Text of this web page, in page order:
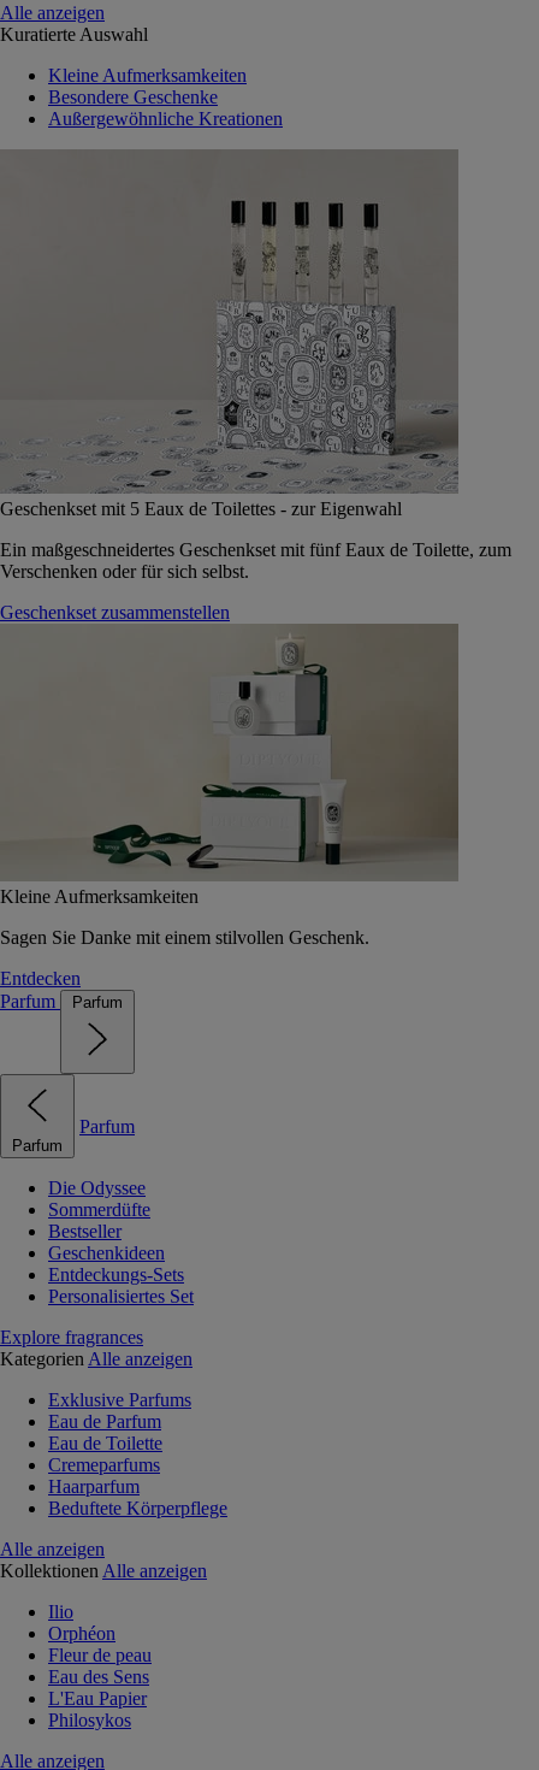
Alle anzeigen
Kuratierte Auswahl
Kleine Aufmerksamkeiten
Besondere Geschenke
Außergewöhnliche Kreationen
Geschenkset mit 5 Eaux de Toilettes - zur Eigenwahl
Ein maßgeschneidertes Geschenkset mit fünf Eaux de Toilette, zum
Verschenken oder für sich selbst.
Geschenkset zusammenstellen
Kleine Aufmerksamkeiten
Sagen Sie Danke mit einem stilvollen Geschenk.
Entdecken
Parfum
Parfum
Parfum
Parfum
Die Odyssee
Sommerdüfte
Bestseller
Geschenkideen
Entdeckungs-Sets
Personalisiertes Set
Explore fragrances
Kategorien Alle anzeigen
Exklusive Parfums
Eau de Parfum
Eau de Toilette
Cremeparfums
Haarparfum
Beduftete Körperpflege
Alle anzeigen
Kollektionen Alle anzeigen
Ilio
Orphéon
Fleur de peau
Eau des Sens
L'Eau Papier
Philosykos
Alle anzeigen